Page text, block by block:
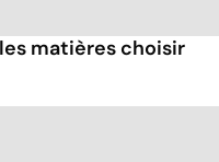
matières choisir